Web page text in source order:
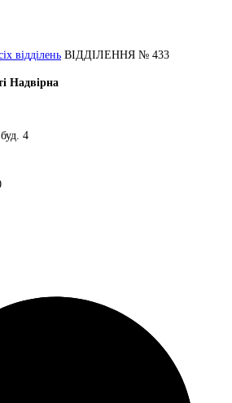
відділень ВІДДІЛЕННЯ № 433
Надвірна
4